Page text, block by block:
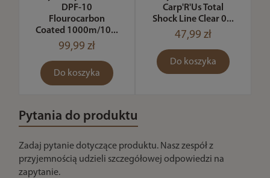
DPF-10
Flourocarbon
Coated 1000m/10...
99,99 zł
Do koszyka
Carp'R'Us Total
Shock Line Clear 0...
47,99 zł
Do koszyka
Pytania do produktu
Zadaj pytanie dotyczące produktu. Nasz zespół z
przyjemnością udzieli szczegółowej odpowiedzi na
zapytanie.